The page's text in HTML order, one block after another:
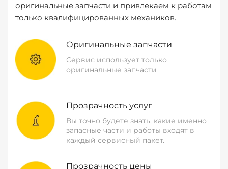
оригинальные запчасти и привлекаем к работам
только квалифицированных механиков.
Оригинальные запчасти
Сервис использует только
оригинальные запчасти
Прозрачность услуг
Вы точно будете знать, какие именно
запасные части и работы входят в
каждый сервисный пакет.
Прозрачность цены